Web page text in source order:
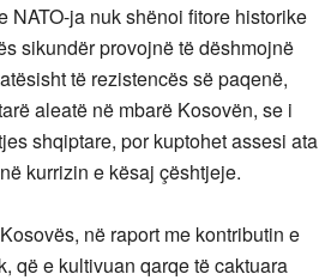
NATO-ja nuk shënoi fitore historike
sikundër provojnë të dëshmojnë
të rezistencës së paqenë,
aleatë në mbarë Kosovën, se i
shqiptare, por kuptohet assesi ata
kurrizin e kësaj çështjeje.
në raport me kontributin e
që e kultivuan qarqe të caktuara